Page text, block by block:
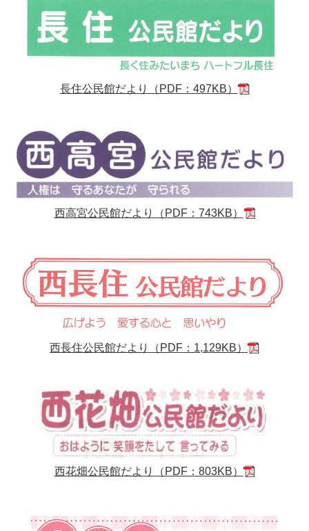
長住公民館だより（PDF：497KB）
西高宮公民館だより（PDF：743KB）
西長住公民館だより（PDF：1,129KB）
西花畑公民館だより（PDF：803KB）